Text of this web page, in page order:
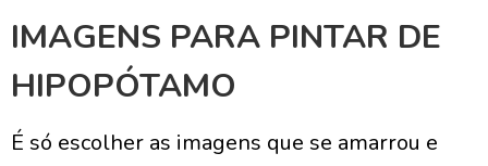
IMAGENS PARA PINTAR DE
HIPOPÓTAMO
É só escolher as imagens que se amarrou e